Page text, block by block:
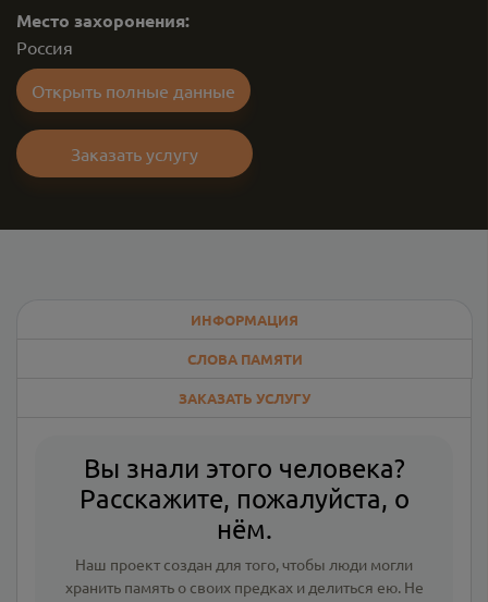
Место захоронения:
Россия
Открыть полные данные
Заказать услугу
ИНФОРМАЦИЯ
СЛОВА ПАМЯТИ
ЗАКАЗАТЬ УСЛУГУ
Вы знали этого человека?
Расскажите, пожалуйста, о
нём.
Наш проект создан для того, чтобы люди могли
хранить память о своих предках и делиться ею. Не